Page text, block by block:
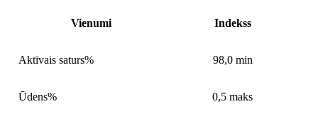
Vienumi Indekss
Aktīvais saturs% 98,0 min
Ūdens% 0,5 maks